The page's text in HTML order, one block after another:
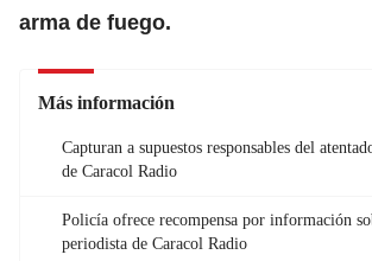
arma de fuego.
Más información
Capturan a supuestos responsables del
de Caracol Radio
Policía ofrece recompensa por información
periodista de Caracol Radio